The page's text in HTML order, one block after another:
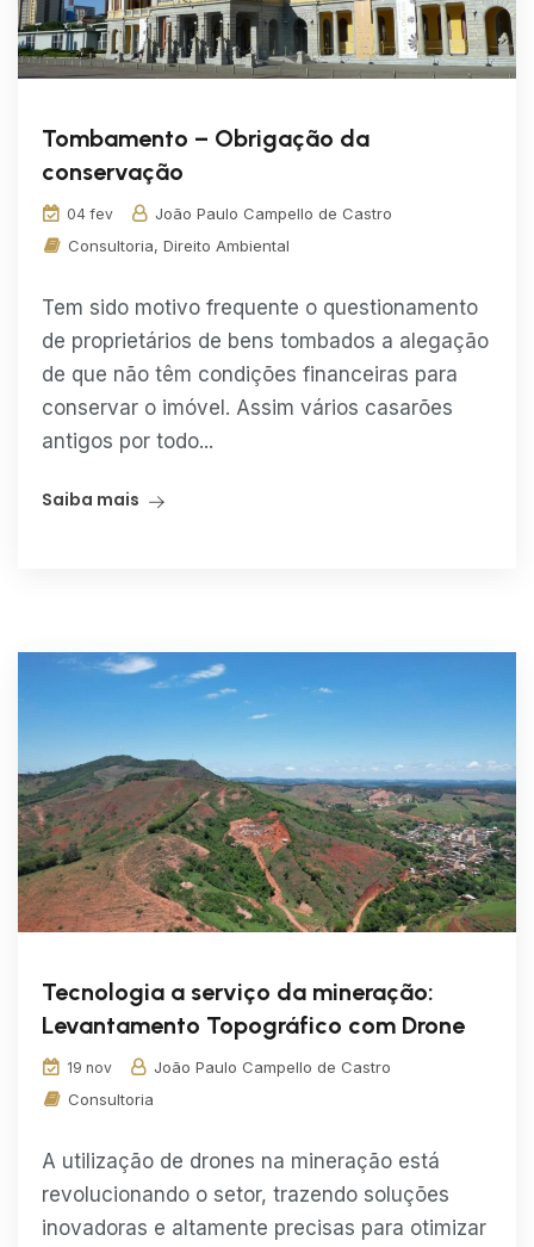
Tombamento – Obrigação da
conservação
04 fev
João Paulo Campello de Castro
Consultoria, Direito Ambiental
Tem sido motivo frequente o questionamento
de proprietários de bens tombados a alegação
de que não têm condições financeiras para
conservar o imóvel. Assim vários casarões
antigos por todo...
Saiba mais
Tecnologia a serviço da mineração:
Levantamento Topográfico com Drone
19 nov
João Paulo Campello de Castro
Consultoria
A utilização de drones na mineração está
revolucionando o setor, trazendo soluções
inovadoras e altamente precisas para otimizar